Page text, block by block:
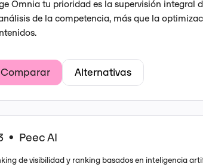
Omnia tu prioridad es la supervisión integral
de la competencia, más que la
Comparar Alternativas
• Peec AI
de visibilidad y ranking basados en inteligencia